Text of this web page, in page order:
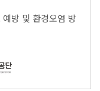
방 및 환경오염 방